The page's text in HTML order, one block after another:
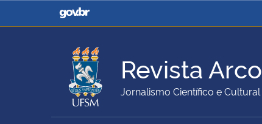
Casa Civil
Ministério da Justiça e
Ministério da Agricultura,
Pecuária e Abastecimento
Ministério da Educação
Revista Arco
Jornalismo Científico e Cultural